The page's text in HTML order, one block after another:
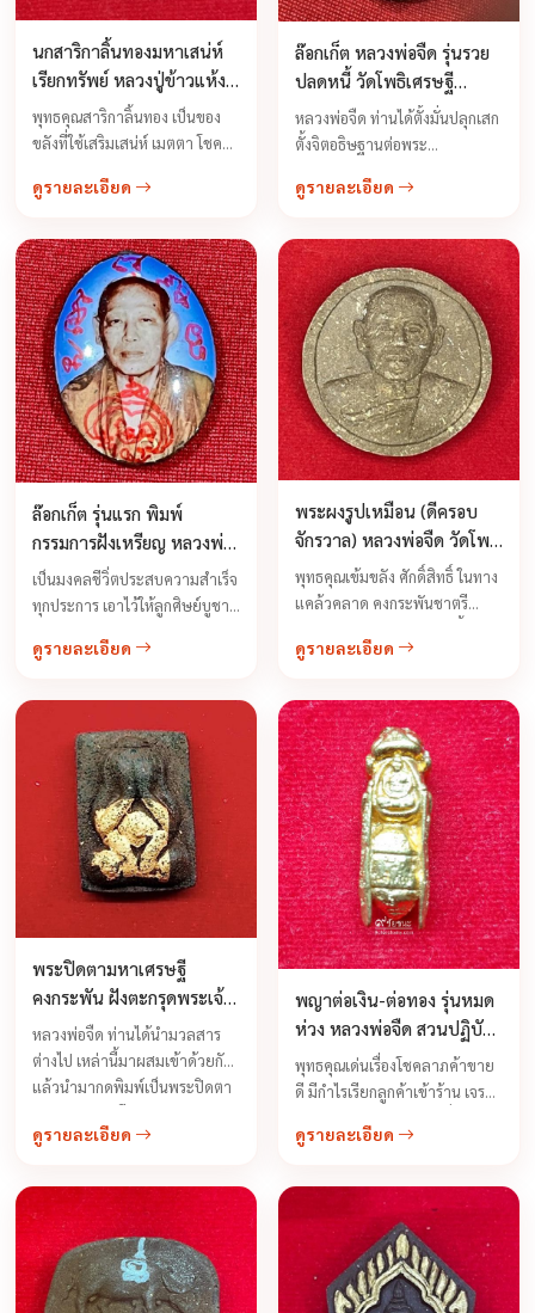
นกสาริกาลิ้นทองมหาเสน่ห์
เรียกทรัพย์ หลวงปู่ข้าวแห้ง
วัดปันตาศรัทธาธรรม
จ.สุรินทร์
พุทธคุณสาริกาลิ้นทอง เป็นของ
ขลังที่ใช้เสริมเสน่ห์ เมตตา โชค
ใครก็หลง พูดอะไรใครก็เชื่อ ...
ดูรายละเอียด
ล๊อกเก็ต หลวงพ่อจืด รุ่นรวย
ปลดหนี้ วัดโพธิเศรษฐี
จ.นครปฐม
หลวงพ่อจืด ท่านได้ตั้งมั่นปลุกเสก
ตั้งจิตอธิษฐานต่อพระ
เมื่อเก่าก่อนได้กล่าวไว้ว่า อำนาจ
พระธรรมคุณ พระสังฆคุณ ...
ดูรายละเอียด
ล๊อกเก็ต รุ่นแรก พิมพ์
กรรมการฝังเหรียญ หลวงพ่อ
จืด วัดโพธิเศรษฐี จ.นครปฐม
เป็นมงคลชีวิ่ตประสบความสำเร็จ
ทุกประการ เอาไว้ให้ลูกศิษย์บูชา
ทิศไหนก็ร่ำรวยเสริมหน้าที่การ
โชคลาภเงินทองให้เนืองแน่น
สม่ำเสมอไหลมาเทมาอย่างไม่
ขาดสาย ถ้าเป็นข้าราชการก็จะ
เจริญในยศถาบรรดาศักดิ์ เป็นเจ้า
ขุนมูลนายเป็นใหญ่เป็นโตกว่าคน
อื่นๆหากผู้ใดอยู่ในช่วงดวงตก
ดูรายละเอียด
พระผงรูปเหมือน (ดีครอบ
จักรวาล) หลวงพ่อจืด วัดโพธิ
เศรษฐี จ.นครปฐม
พุทธคุณเข้มขลัง ศักดิ์สิทธิ์ ในทาง
แคล้วคลาด คงกระพันชาตรี
รวมทั้งด้านเมตตามหานิยม ...
ดูรายละเอียด
พระปิดตามหาเศรษฐี
คงกระพัน ฝังตะกรุดพระเจ้า
16 พระองค์ หลวงพ่อจืด สวน
ปฏิบัติธรรมโพธิเศรษฐี
หลวงพ่อจืด ท่านได้นำมวลสาร
ต่างไป เหล่านี้มาผสมเข้าด้วยกัน
แล้วนำมากดพิมพ์เป็นพระปิดตา
ตะกรุดเงินพระเจ้า 16 พระองค์ ...
ดูรายละเอียด
พญาต่อเงิน-ต่อทอง รุ่นหมด
ห่วง หลวงพ่อจืด สวนปฏิบัติ
ธรรมโพธิเศรษฐี ปี 2543
พุทธคุณเด่นเรื่องโชคลาภค้าขาย
ดี มีกำไรเรียกลูกค้าเข้าร้าน เจรจา
เป็นเรื่องง่ายได้อย่างสบาย
ต่อเมื่อมีความศรัทธาอย่างแน่ว
แน่ ท่านหลวงพ่อจืดให้คติข้อคิด
อย่างหนึ่งว่าวัตถุมงคลของท่าน
นั้น ...
ดูรายละเอียด